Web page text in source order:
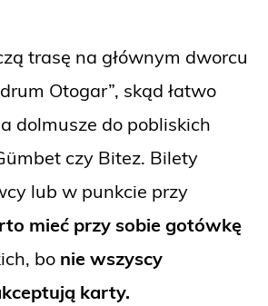
trasę na głównym dworcu
Otogar”, skąd łatwo
dolmusze do pobliskich
czy Bitez. Bilety
lub w punkcie przy
mieć przy sobie gotówkę
bo nie wszyscy
karty.